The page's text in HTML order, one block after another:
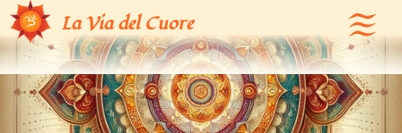
La Via del Cuore
Ricorda chi Sei – Risveglia la Coscienza